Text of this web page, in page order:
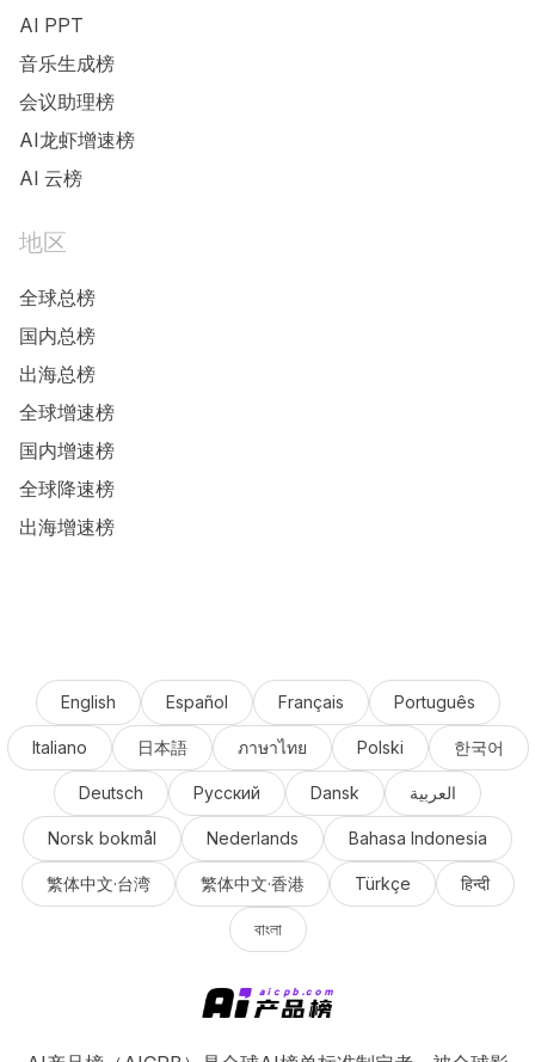
AI PPT
音乐生成榜
会议助理榜
AI龙虾增速榜
AI 云榜
地区
全球总榜
国内总榜
出海总榜
全球增速榜
国内增速榜
全球降速榜
出海增速榜
English Español Français Português
Italiano 日本語 ภาษาไทย Polski 한국어
Deutsch Русский Dansk العربية
Norsk bokmål Nederlands Bahasa Indonesia
繁体中文·台湾 繁体中文·香港 Türkçe हिन्दी
বাংলা